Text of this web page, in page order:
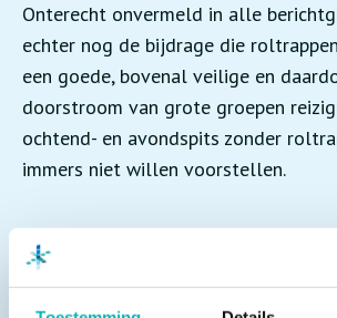
Onterecht onvermeld in alle
echter nog de bijdrage die
een goede, bovenal veilige en
doorstroom van grote groepen
ochtend- en avondspits zonder
immers niet willen voorstellen.
In sterk veranderende tijden komt
werkgeverschap. Aantrekkelijk zijn als